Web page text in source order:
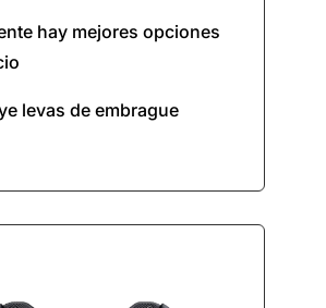
hay mejores opciones
levas de embrague